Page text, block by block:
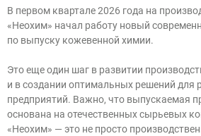
В первом квартале 2026 года на
«Неохим» начал работу новый
по выпуску кожевенной химии.
Это еще один шаг в развитии
и в создании оптимальных решений для
предприятий. Важно, что выпускаемая
основана на отечественных сырьевых
«Неохим» — это не просто